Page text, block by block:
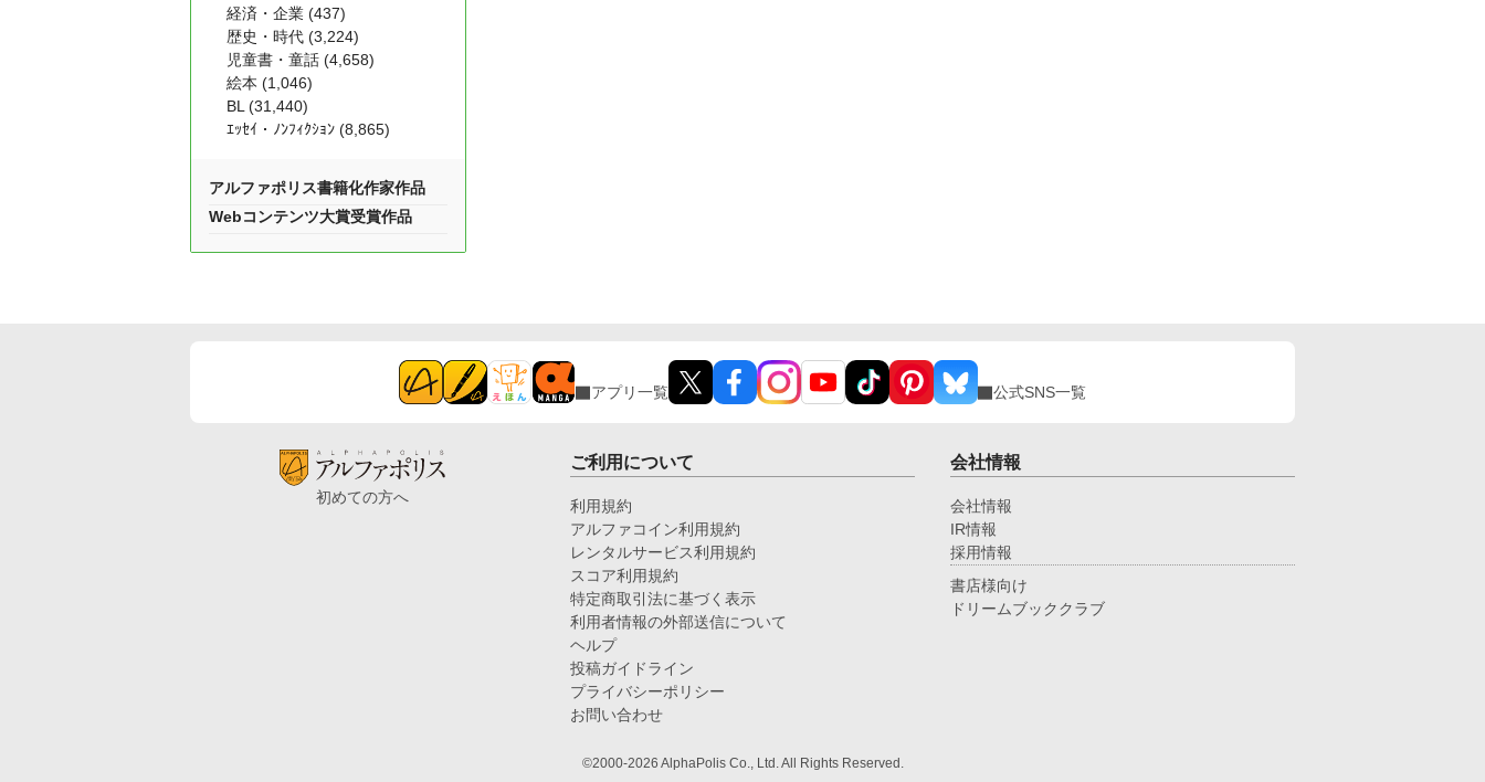
経済・企業 (437)
歴史・時代 (3,224)
児童書・童話 (4,658)
絵本 (1,046)
BL (31,440)
ｴｯｾｲ・ﾉﾝﾌｨｸｼｮﾝ (8,865)
アルファポリス書籍化作家作品
Webコンテンツ大賞受賞作品
アプリ一覧 公式SNS一覧
初めての方へ
ご利用について
利用規約
アルファコイン利用規約
レンタルサービス利用規約
スコア利用規約
特定商取引法に基づく表示
利用者情報の外部送信について
ヘルプ
投稿ガイドライン
プライバシーポリシー
お問い合わせ
会社情報
会社情報
IR情報
採用情報
書店様向け
ドリームブッククラブ
©2000-2026 AlphaPolis Co., Ltd. All Rights Reserved.